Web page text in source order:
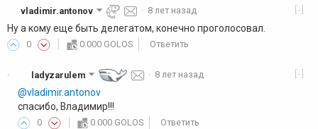
[-]
vladimir.antonov · 8 лет назад
Ну а кому еще быть делегатом, конечно проголосовал.
0 0.000 GOLOS Ответить
· [-]
ladyzarulem · 8 лет назад
@vladimir.antonov
спасибо, Владимир!!!
0 0.000 GOLOS Ответить